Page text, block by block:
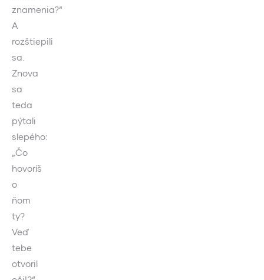
znamenia?“
A
rozštiepili
sa.
Znova
sa
teda
pýtali
slepého:
„Čo
hovoríš
o
ňom
ty?
Veď
tebe
otvoril